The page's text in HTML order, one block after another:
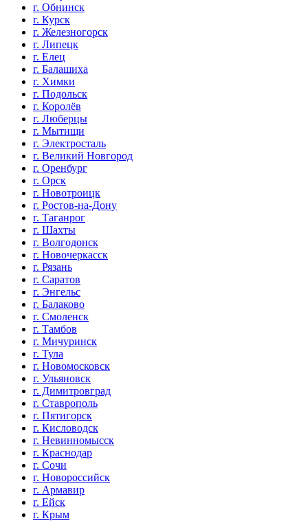
г. Обнинск
г. Курск
г. Железногорск
г. Липецк
г. Елец
г. Балашиха
г. Химки
г. Подольск
г. Королёв
г. Люберцы
г. Мытищи
г. Электросталь
г. Великий Новгород
г. Оренбург
г. Орск
г. Новотроицк
г. Ростов-на-Дону
г. Таганрог
г. Шахты
г. Волгодонск
г. Новочеркасск
г. Рязань
г. Саратов
г. Энгельс
г. Балаково
г. Смоленск
г. Тамбов
г. Мичуринск
г. Тула
г. Новомосковск
г. Ульяновск
г. Димитровград
г. Ставрополь
г. Пятигорск
г. Кисловодск
г. Невинномысск
г. Краснодар
г. Сочи
г. Новороссийск
г. Армавир
г. Ейск
г. Крым